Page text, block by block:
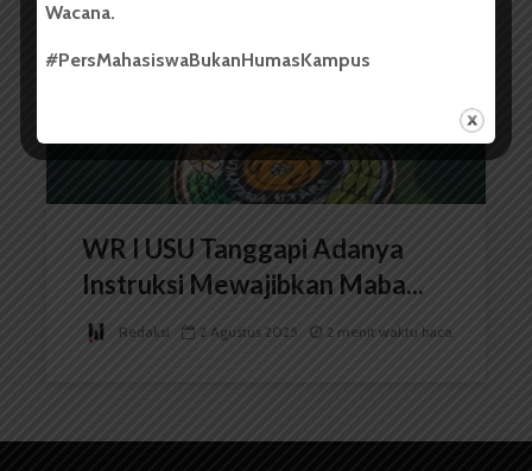
WR I USU Tanggapi Adanya
Instruksi Mewajibkan Maba...
Redaksi 2 Agustus 2025 2 menit waktu baca
Wacana.
#PersMahasiswaBukanHumasKampus